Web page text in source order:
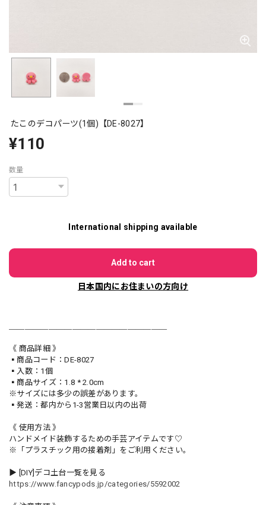
たこのデコパーツ(1個)【DE-8027】
¥110
数量
International shipping available
Add to cart
日本国内にお住まいの方向け
《 商品詳細 》
▪️商品コード：DE-8027
▪️入数：1個
▪️商品サイズ：1.8 * 2.0cm
※サイズには多少の誤差があります。
▪️発送：都内から1-3営業日以内の出荷
《 使用方法 》
ハンドメイド装飾するための手芸アイテムです♡
※「プラスチック用の接着剤」をご利用ください。
▶︎ [DIY]デコ土台一覧を見る
https://www.fancypods.jp/categories/5592002